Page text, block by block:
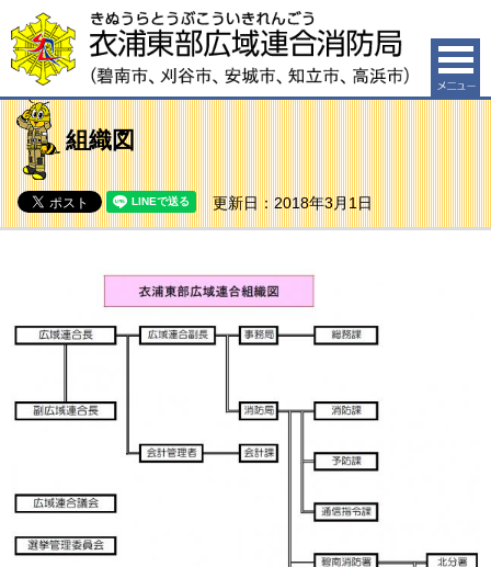
衣浦東部広域連合消防局（碧南市、刈谷市、安城市、知
立市、高浜市）
組織図
更新日：2018年3月1日